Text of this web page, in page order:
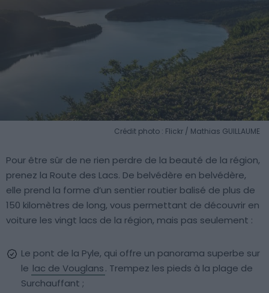
Crédit photo : Flickr / Mathias GUILLAUME
Pour être sûr de ne rien perdre de la beauté de la région,
prenez la Route des Lacs. De belvédère en belvédère,
elle prend la forme d’un sentier routier balisé de plus de
150 kilomètres de long, vous permettant de découvrir en
voiture les vingt lacs de la région, mais pas seulement :
Le pont de la Pyle, qui offre un panorama superbe sur
le lac de Vouglans. Trempez les pieds à la plage de
Surchauffant ;